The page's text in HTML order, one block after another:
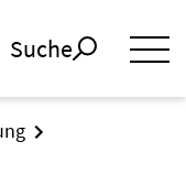
Suche